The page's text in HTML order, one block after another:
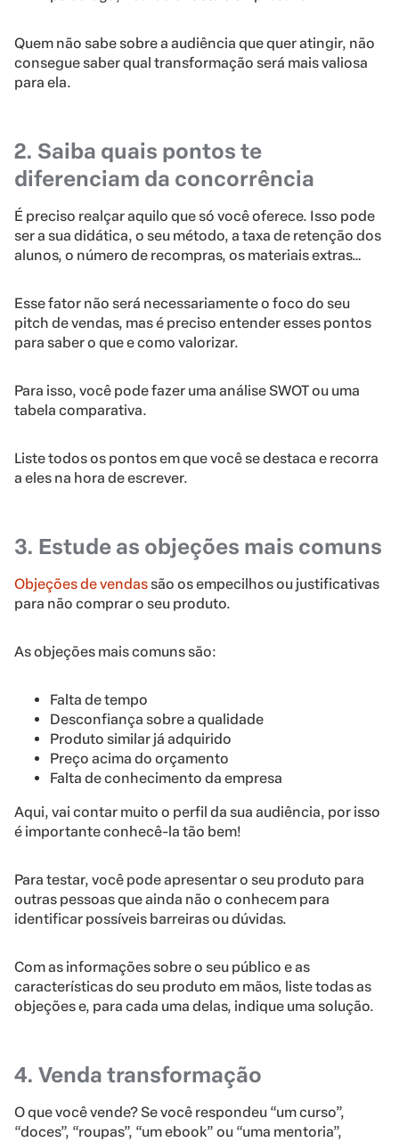
Quem não sabe sobre a audiência que quer atingir, não
consegue saber qual transformação será mais valiosa
para ela.
2. Saiba quais pontos te
diferenciam da concorrência
É preciso realçar aquilo que só você oferece. Isso pode
ser a sua didática, o seu método, a taxa de retenção dos
alunos, o número de recompras, os materiais extras…
Esse fator não será necessariamente o foco do seu
pitch de vendas, mas é preciso entender esses pontos
para saber o que e como valorizar.
Para isso, você pode fazer uma análise SWOT ou uma
tabela comparativa.
Liste todos os pontos em que você se destaca e recorra
a eles na hora de escrever.
3. Estude as objeções mais comuns
Objeções de vendassão os empecilhos ou justificativas
para não comprar o seu produto.
As objeções mais comuns são:
Falta de tempo
Desconfiança sobre a qualidade
Produto similar já adquirido
Preço acima do orçamento
Falta de conhecimento da empresa
Aqui, vai contar muito o perfil da sua audiência, por isso
é importante conhecê-la tão bem!
Para testar, você pode apresentar o seu produto para
outras pessoas que ainda não o conhecem para
identificar possíveis barreiras ou dúvidas.
Com as informações sobre o seu público e as
características do seu produto em mãos, liste todas as
objeções e, para cada uma delas, indique uma solução.
4. Venda transformação
O que você vende? Se você respondeu “um curso”,
“doces”, “roupas”, “um ebook” ou “uma mentoria”,